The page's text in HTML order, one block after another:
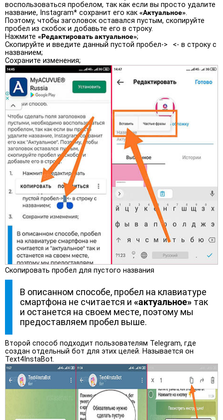
воспользоваться пробелом, так как если вы просто удалите
название, Instagram* сохранит его как «Актуальное».
Поэтому, чтобы заголовок оставался пустым, скопируйте
пробел из скобок и добавьте его в строку.
Нажмите «Редактировать актуальное»;
Скопируйте и введите данный пустой пробел->⠀<- в строку с
названием;
Сохраните изменения;
Скопировать пробел для пустого названия
В описанном способе, пробел на клавиатуре
смартфона не считается и «актуальное» так
и останется на своем месте, поэтому мы
предоставляем пробел выше.
Второй способ подходит пользователям Telegram, где
создан отдельный бот для этих целей. Называется он
Text4InstaBot.